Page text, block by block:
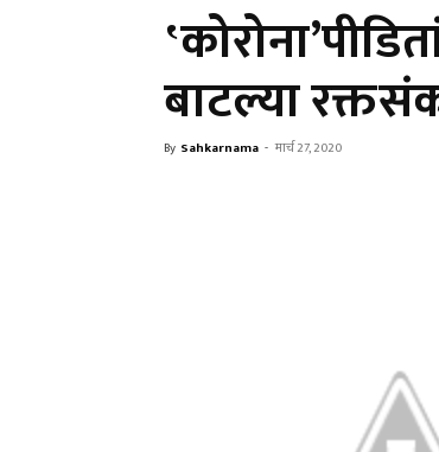
बाटल्या
By Sahkarnama - मार्च 27, 2020